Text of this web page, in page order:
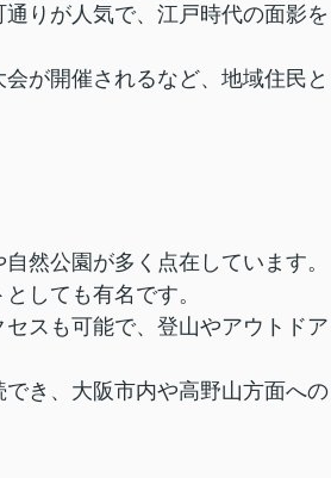
りが人気で、江戸時代の面影を
が開催されるなど、地域住民と
然公園が多く点在しています。
しても有名です。
スも可能で、登山やアウトドア
き、大阪市内や高野山方面への